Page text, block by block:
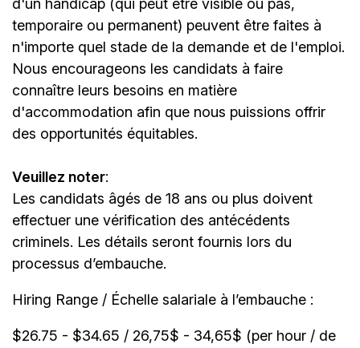
d'un handicap (qui peut être visible ou pas,
temporaire ou permanent) peuvent être faites à
n'importe quel stade de la demande et de l'emploi.
Nous encourageons les candidats à faire
connaître leurs besoins en matière
d'accommodation afin que nous puissions offrir
des opportunités équitables.
Veuillez noter:
Les candidats âgés de 18 ans ou plus doivent
effectuer une vérification des antécédents
criminels. Les détails seront fournis lors du
processus d’embauche.
Hiring Range / Échelle salariale à l’embauche :
$26.75 - $34.65 / 26,75$ - 34,65$ (per hour / de